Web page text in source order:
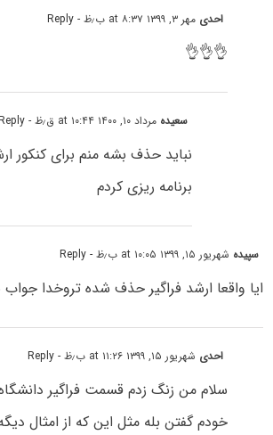
احدی مهر ۳, ۱۳۹۹ at ۸:۳۷ ب٫ظ - Reply
👌👌👌
سعیده مرداد ۱۰, ۱۴۰۰ at ۱۰:۴۴ ق٫ظ - Reply
نباید حذف بشه منم برای کنکور
برنامه ریزی کردم
سپیده شهریور ۱۵, ۱۳۹۹ at ۱۰:۰۵ ب٫ظ - Reply
ایا واقعا ارشد فراگیر حذف شده تروخدا
احدی شهریور ۱۵, ۱۳۹۹ at ۱۱:۲۶ ب٫ظ - Reply
سلام من زنگ زدم قسمت فراگیر
خودم گفتن بله مثل این که از امثال